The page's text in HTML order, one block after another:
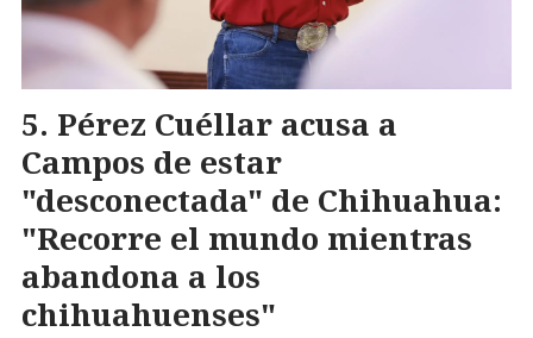
Pérez Cuéllar acusa a
Campos de estar
"desconectada" de Chihuahua:
"Recorre el mundo mientras
abandona a los
chihuahuenses"